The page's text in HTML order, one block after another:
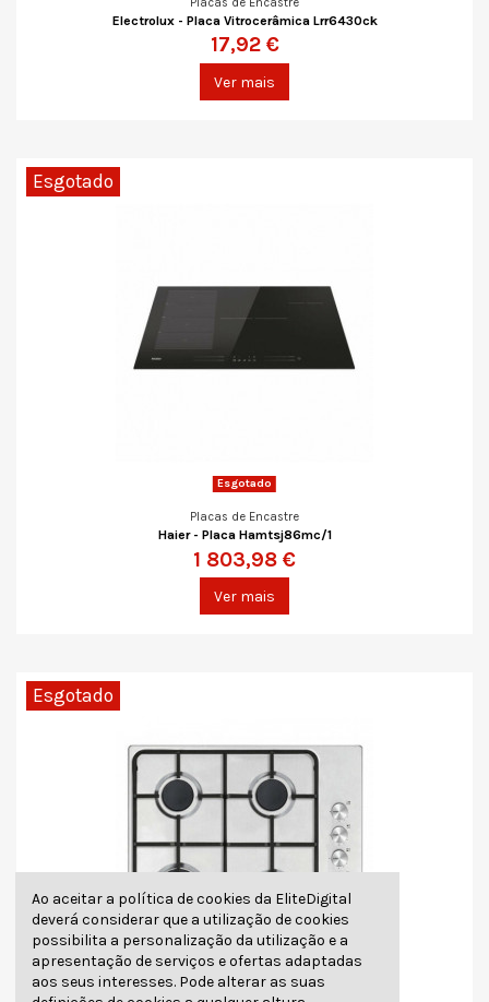
Electrolux - Placa Vitrocerâmica Lrr6430ck
17,92 €
Ver mais
Esgotado
Esgotado
Placas de Encastre
Haier - Placa Hamtsj86mc/1
1 803,98 €
Ver mais
Esgotado
Esgotado
Ao aceitar a política de cookies da EliteDigital
deverá considerar que a utilização de cookies
possibilita a personalização da utilização e a
apresentação de serviços e ofertas adaptadas
aos seus interesses. Pode alterar as suas